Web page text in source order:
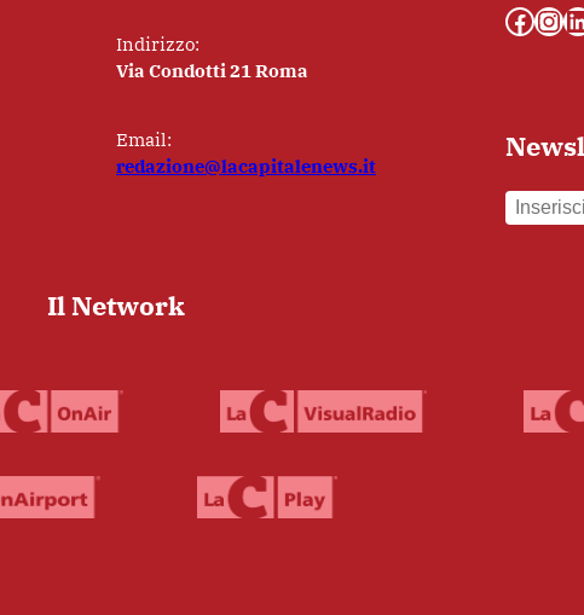
Indirizzo:
Via Condotti 21 Roma
Email:
redazione@lacapitalenews.it
Facebook InstagramLinkedIn
Il Network